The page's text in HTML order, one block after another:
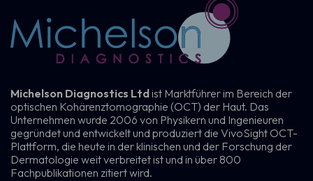
Michelson Diagnostics Ltdist Marktführer im Bereich der
optischen Kohärenztomographie (OCT) der Haut. Das
Unternehmen wurde 2006 von Physikern und Ingenieuren
gegründet und entwickelt und produziert die VivoSight OCT-
Plattform, die heute in der klinischen und der Forschung der
Dermatologie weit verbreitet ist und in über 800
Fachpublikationen zitiert wird.